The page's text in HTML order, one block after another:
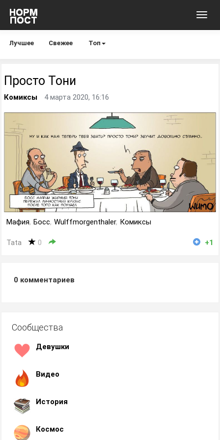
Лучшее Свежее Топ
Просто Тони
Комиксы 4 марта 2020, 16:16
Мафия, Босс, Wulffmorgenthaler, Комиксы
Tata 0 +1
0 комментариев
Сообщества
Девушки
Видео
История
Космос